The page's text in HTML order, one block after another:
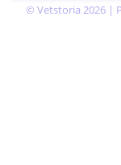
© Vetstoria 2026 |